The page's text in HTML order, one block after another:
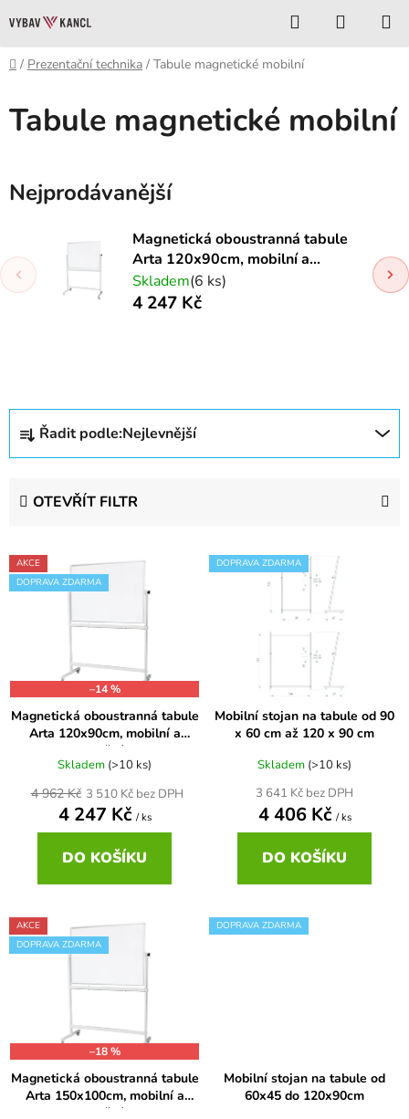
na
obsah
Hledat
KOŠÍK
Domů
/ Prezentační technika / Tabule magnetické mobilní
Tabule magnetické mobilní
Nejprodávanější
Magnetická oboustranná tabule
Arta 120x90cm, mobilní a
otočná
Skladem(6 ks)
4 247 Kč
Ř
z
n
p
r
k
t
ů
Řadit podle:Nejlevnější
OTEVŘÍT FILTR
V
ý
p
r
o
AKCE
DOPRAVA ZDARMA
–14 %
Magnetická oboustranná tabule
Arta 120x90cm, mobilní a
otočná
Skladem (>10 ks)
3 510 Kč bez DPH
4 247 Kč / ks
4 962 Kč
DO KOŠÍKU
DOPRAVA ZDARMA
Mobilní stojan na tabule od 90
x 60 cm až 120 x 90 cm
Skladem (>10 ks)
3 641 Kč bez DPH
4 406 Kč / ks
DO KOŠÍKU
AKCE
DOPRAVA ZDARMA
–18 %
Magnetická oboustranná tabule
Arta 150x100cm, mobilní a
otočná
DOPRAVA ZDARMA
Mobilní stojan na tabule od
60x45 do 120x90cm